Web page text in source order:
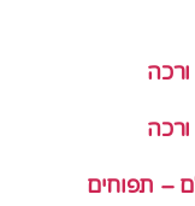
– תפוחים